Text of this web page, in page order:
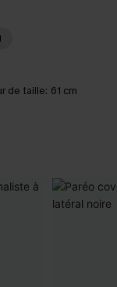
de taille: 61 cm